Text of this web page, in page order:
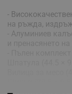
-
на ръжда,
- Алуминиев
Вилица за месо
Кухненски нож